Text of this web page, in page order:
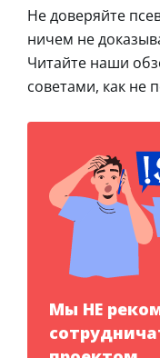
Не доверяйте
ничем не
Читайте наши
советами, как не
Мы НЕ